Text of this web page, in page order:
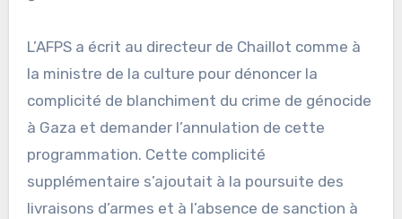
L’AFPS a écrit au directeur de Chaillot comme à
la ministre de la culture pour dénoncer la
complicité de blanchiment du crime de génocide
à Gaza et demander l’annulation de cette
programmation. Cette complicité
supplémentaire s’ajoutait à la poursuite des
livraisons d’armes et à l’absence de sanction à